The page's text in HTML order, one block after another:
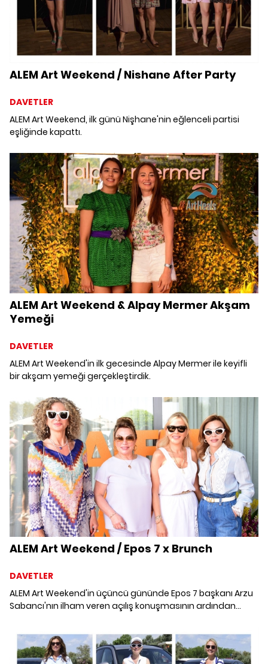
ALEM Art Weekend / Nishane After Party
DAVETLER
ALEM Art Weekend, ilk günü Nişhane'nin eğlenceli partisi
eşliğinde kapattı.
ALEM Art Weekend & Alpay Mermer Akşam
Yemeği
DAVETLER
ALEM Art Weekend'in ilk gecesinde Alpay Mermer ile keyifli
bir akşam yemeği gerçekleştirdik.
ALEM Art Weekend / Epos 7 x Brunch
DAVETLER
ALEM Art Weekend'in üçüncü gününde Epos 7 başkanı Arzu
Sabancı'nın ilham veren açılış konuşmasının ardından